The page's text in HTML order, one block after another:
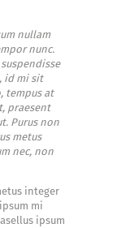
nullam
nunc.
id mi sit
tempus at
praesent
Purus non
metus
nec, non
integer
mi
ipsum